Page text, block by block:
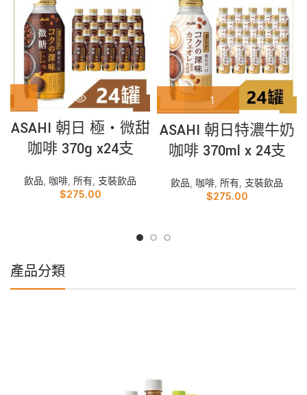
ASAHI 朝日 極‧微甜
咖啡 370g x24支
飲品 咖啡 所有 支裝飲品
$275.00
ASAHI 朝日特濃牛奶
咖啡 370ml x 24支
飲品 咖啡 所有 支裝飲品
$275.00
產品分類